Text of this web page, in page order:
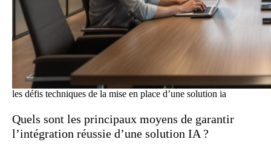
les défis techniques de la mise en place d’une solution ia
Quels sont les principaux moyens de garantir
l’intégration réussie d’une solution IA ?